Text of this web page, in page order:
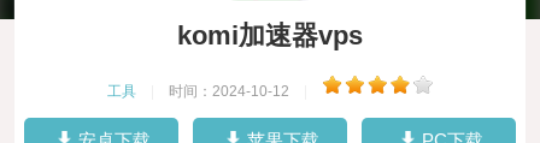
komi加速器vps
工具 时间：2024-10-12